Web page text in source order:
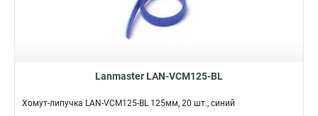
Lanmaster LAN-VCM125-BL
Хомут-липучка LAN-VCM125-BL 125мм, 20 шт., синий